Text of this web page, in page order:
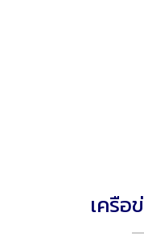
เครือ